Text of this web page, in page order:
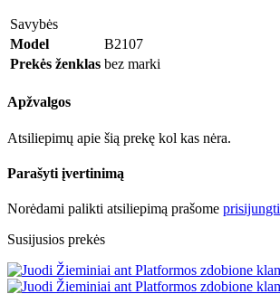
Savybės
Model
B2107
Prekės ženklas bez marki
Apžvalgos
Atsiliepimų apie šią prekę kol kas nėra.
Parašyti įvertinimą
Norėdami palikti atsiliepimą prašome prisijungti
Susijusios prekės